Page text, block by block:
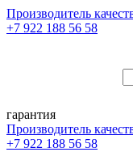
Производитель
+7 922 188 56 58
гарантия
Производитель
+7 922 188 56 58